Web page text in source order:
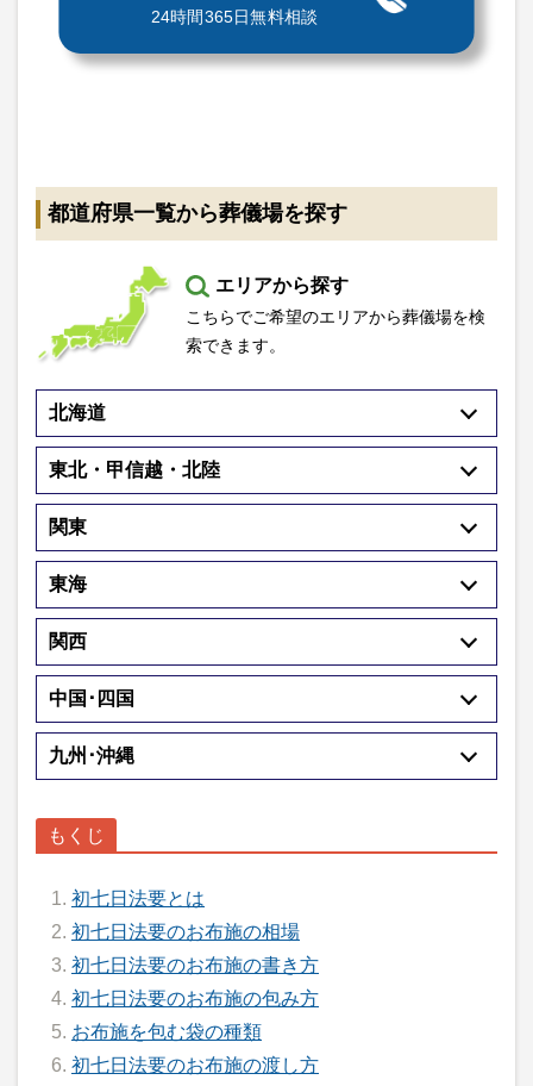
24時間365日無料相談
都道府県一覧から葬儀場を探す
エリアから探す
こちらでご希望のエリアから葬儀場を検
索できます。
北海道
東北・甲信越・北陸
関東
東海
関西
中国･四国
九州･沖縄
初七日法要とは
初七日法要のお布施の相場
初七日法要のお布施の書き方
初七日法要のお布施の包み方
お布施を包む袋の種類
初七日法要のお布施の渡し方